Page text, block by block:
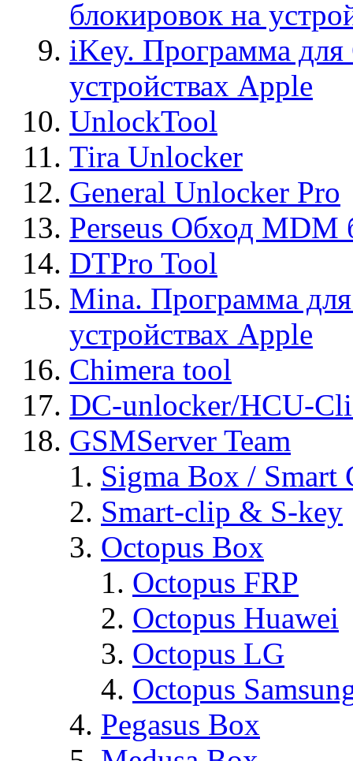
блокировок на
iKey. Программа для
устройствах Apple
UnlockTool
Tira Unlocker
General Unlocker Pro
Perseus Обход MDM
DTPro Tool
Mina. Программа
устройствах Apple
Chimera tool
DC-unlocker/HCU-
GSMServer Team
Sigma Box / Smart
Smart-clip & S-key
Octopus Box
Octopus FRP
Octopus Huawei
Octopus LG
Octopus
Pegasus Box